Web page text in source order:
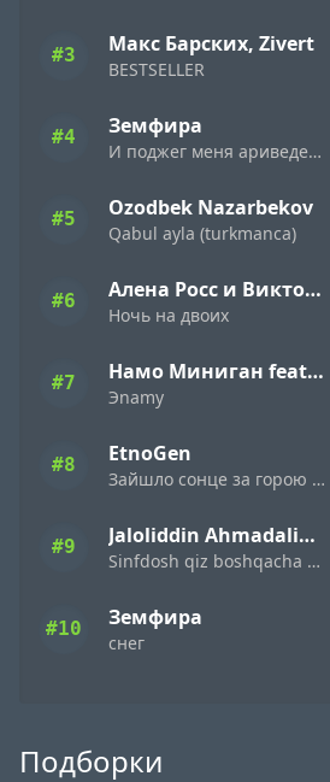
#3 Макс Барских, Zivert
BESTSELLER
#4 Земфира
И поджег меня ариведерчи
#5 Ozodbek Nazarbekov
Qabul ayla (turkmanca)
#6 Алена Росс и Виктор Могилатов
Ночь на двоих
#7 Намо Миниган feat. Miyagi & Эндшпиль
Эnamy
#8 EtnoGen
Зайшло сонце за горою темна ніч настала
#9 Jaloliddin Ahmadaliyev
Sinfdosh qiz boshqacha eding
#10 Земфира
снег
Подборки